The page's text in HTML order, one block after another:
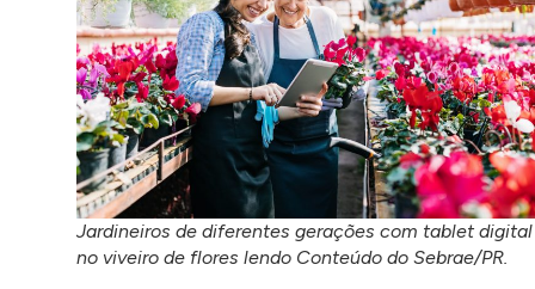
Jardineiros de diferentes gerações com tablet digital
no viveiro de flores lendo Conteúdo do Sebrae/PR.